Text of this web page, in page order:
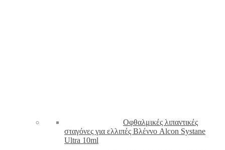
Oφθαλμικές λιπαντικές
σταγόνες για ελλιπές Βλέννο Alcon Systane
Ultra 10ml